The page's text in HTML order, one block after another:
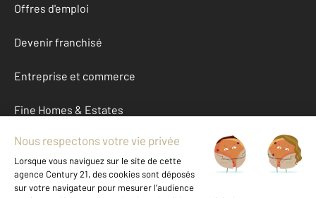
Offres d'emploi
Devenir franchisé
Entreprise et commerce
Fine Homes & Estates
À propos
International